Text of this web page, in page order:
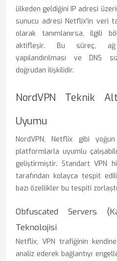
ülkeden geldiğini IP adresi
sunucu adresi Netflix'in veri
olarak tanımlanırsa, ilgili
aktifleşir. Bu süreç, ağ
yapılandırılması ve DNS
doğrudan ilişkilidir.
NordVPN Teknik
Uyumu
NordVPN, Netflix gibi
platformlarla uyumlu
geliştirmiştir. Standart VPN
tarafından kolayca tespit
bazı özellikler bu tespiti
Obfuscated Servers
Teknolojisi
Netflix, VPN trafiğinin
analiz ederek bağlantıyı